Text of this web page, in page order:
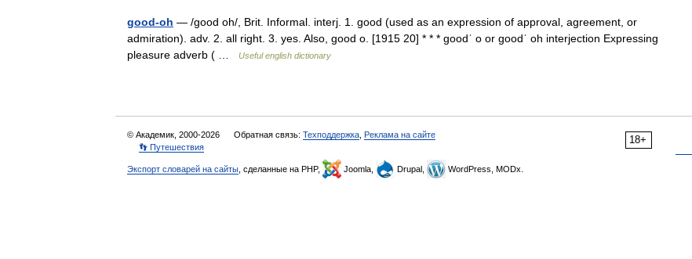
good-oh — /good oh/, Brit. Informal. interj. 1. good (used as an expression of approval, agreement, or
admiration). adv. 2. all right. 3. yes. Also, good o. [1915 20] * * * goodˈ o or goodˈ oh interjection Expressing
pleasure adverb ( …
Useful english dictionary
18+
© Академик, 2000-2026 Обратная связь: Техподдержка Реклама на сайте
👣 Путешествия
Экспорт словарей на сайты , сделанные на PHP, Joomla, Drupal, WordPress, MODx.